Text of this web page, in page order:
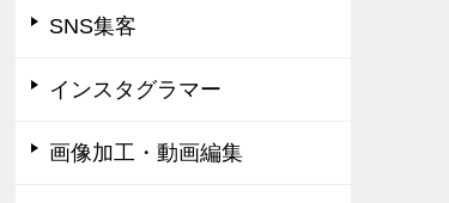
SNS集客
インスタグラマー
画像加工・動画編集